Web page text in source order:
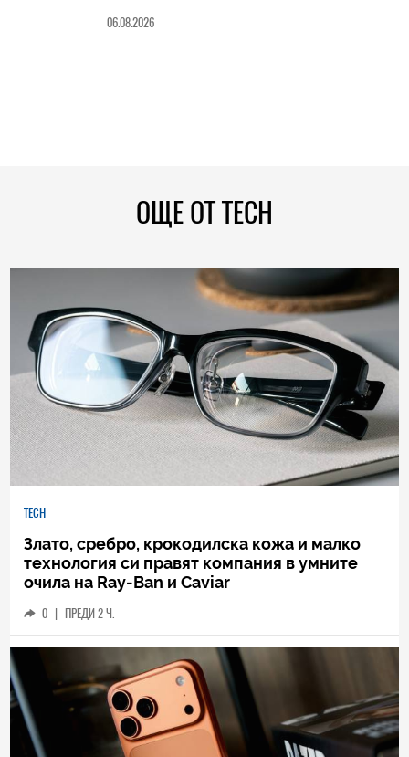
06.08.2026
ОЩЕ ОТ TECH
TECH
Злато, сребро, крокодилска кожа и малко
технология си правят компания в умните
очила на Ray-Ban и Caviar
0 | ПРЕДИ 2 Ч.